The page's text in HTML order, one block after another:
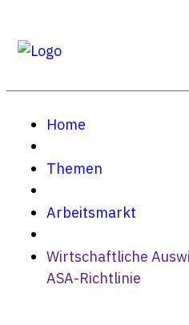
Home
Themen
Arbeitsmarkt
Wirtschaftliche
ASA-Richtlinie